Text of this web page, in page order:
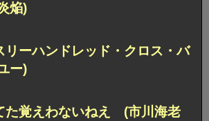
焔)
リーハンドレッド・クロス・バ
ー)
た覚えわないねえ (市川海老